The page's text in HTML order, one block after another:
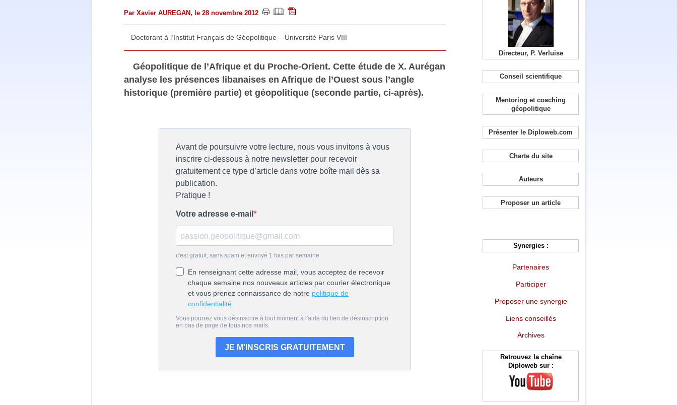
Par Xavier AUREGAN, le 28 novembre 2012
Doctorant à l’Institut Français de Géopolitique – Université Paris VIII
Géopolitique de l’Afrique et du Proche-Orient. Cette étude de X. Aurégan
analyse les présences libanaises en Afrique de l’Ouest sous l’angle
historique (première partie) et géopolitique (seconde partie, ci-après).
Directeur, P. Verluise
Conseil scientifique
Mentoring et coaching
géopolitique
Présenter le Diploweb.com
Charte du site
Auteurs
Proposer un article
Synergies :
Partenaires
Participer
Proposer une synergie
Liens conseillés
Archives
Retrouvez la chaîne
Diploweb sur :